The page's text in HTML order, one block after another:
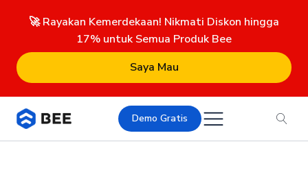
🚀 Rayakan Kemerdekaan! Nikmati Diskon hingga
17% untuk Semua Produk Bee
Saya Mau
Demo Gratis